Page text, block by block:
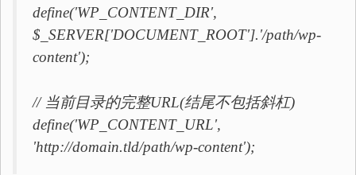
define('WP_CONTENT_DIR',
$_SERVER['DOCUMENT_ROOT'].'/path/wp-
content');
// 当前目录的完整URL(结尾不包括斜杠)
define('WP_CONTENT_URL',
'http://domain.tld/path/wp-content');